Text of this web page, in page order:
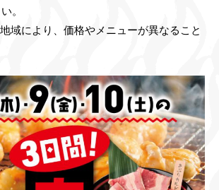
。
域により、価格やメニューが異なること